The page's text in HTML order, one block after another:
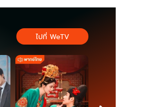
ไปที่ WeTV